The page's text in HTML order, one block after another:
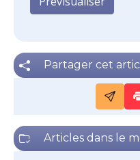
Partager cet
Articles dans le